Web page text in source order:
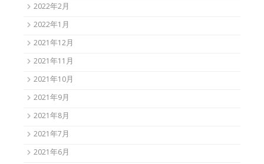
2022年2月
2022年1月
2021年12月
2021年11月
2021年10月
2021年9月
2021年8月
2021年7月
2021年6月